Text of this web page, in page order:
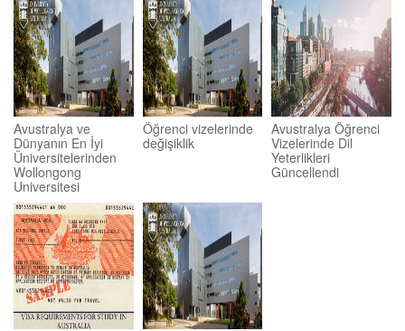
Avustralya ve
Dünyanın En İyi
Üniversitelerinden
Wollongong
Universitesi
Öğrenci vizelerinde
değişiklik
Avustralya Öğrenci
Vizelerinde Dil
Yeterlikleri
Güncellendi